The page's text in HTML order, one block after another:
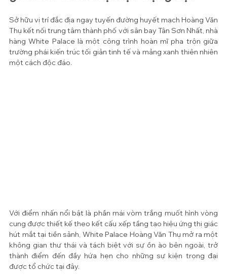
Sở hữu vị trí đắc địa ngay tuyến đường huyết mạch Hoàng Văn
Thụ kết nối trung tâm thành phố với sân bay Tân Sơn Nhất, nhà
hàng White Palace là một công trình hoàn mĩ pha trộn giữa
trường phái kiến trúc tối giản tinh tế và mảng xanh thiên nhiên
một cách độc đáo.
Với điểm nhấn nổi bật là phần mái vòm trắng muốt hình vòng
cung được thiết kế theo kết cấu xếp tầng tạo hiệu ứng thị giác
hút mắt tại tiền sảnh, White Palace Hoàng Văn Thụ mở ra một
không gian thư thái và tách biệt với sự ồn ào bên ngoài, trở
thành điểm đến đầy hứa hẹn cho những sự kiện trọng đại
được tổ chức tại đây.